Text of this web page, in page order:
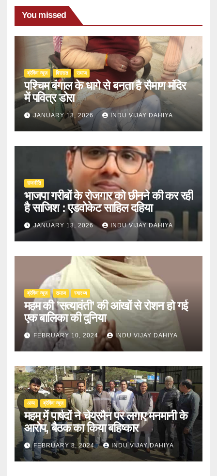
You missed
ब्रेकिंग न्यूज़ ‍‍विरासत समाज
पश्चिम बंगाल के धागे से बनता है सैमाण मंदिर
में पवित्र डोरा
JANUARY 13, 2026 INDU VIJAY DAHIYA
राजनीति
भाजपा गरीबों के रोजगार को छीनने की कर रही
है साजिश : एडवोकेट साहिल दहिया
JANUARY 13, 2026 INDU VIJAY DAHIYA
ब्रेकिंग न्यूज़ समाज स्वास्थ्य
महम की ’सत्यावंती’ की आंखों से रोशन हो गई
एक बालिका की दुनिया
FEBRUARY 10, 2024 INDU VIJAY DAHIYA
अन्य ब्रेकिंग न्यूज़
महम में पार्षदों ने चेयरमैन पर लगाए मनमानी के
आरोप, बैठक का किया बहिष्कार
FEBRUARY 8, 2024 INDU VIJAY DAHIYA